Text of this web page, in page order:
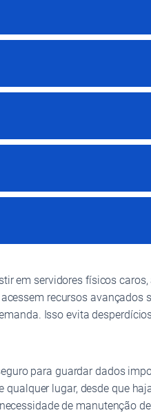
em servidores físicos
recursos avançados
Isso evita
para guardar dados
lugar, desde que
de manutenção